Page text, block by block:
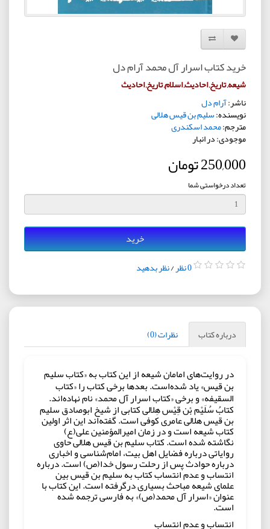
افزودن به لیست دلخواه
مقایسه این محصول
خرید کتاب اسرار آل محمد آرام دل
شیعه, تاریخ, احادیث, اسلام, تاریخ, احادیث
ناشر:آرام دل
نویسنده:سلیم بن قیس هلالی
مترجم:محمد اسکندری
موجودی: در انبار
250,000 تومان
تعداد درخواستی شما
خرید
0 نظر /نظر بدهید
درباره کتاب نظرات (0)
در روایت‌های امامان شیعه از این کتاب به «کتاب سلیم
بن قیس» یاد شده‌است. بعدها برخی کتاب را «کتاب
السقیفه» و برخی «کتاب اسرار آل محمد» نام نهاده‌اند.
کتابُ سُلَیْم بْن قِیْس هِلالی کتابی از شیخ ابوصادق سلیم
بن قیس هلالی عامری کوفی است. گفته‌اند این اثر اولین
کتاب شیعه است و در زمان امیرالمؤمنین علی(ع)
نگاشته شده است. کتاب سلیم بن قیس هلالی حاوی
روایاتی درباره فضایل اهل بیت، امام‌شناسی و اخباری
درباره حوادث پس از رحلت رسول خدا(ص) است. درباره
انتساب و عدم انتساب کتاب به سلیم بن قیس بین
علمای شیعه مباحث بسیاری درگرفته است. این کتاب با
عنوان «اسرار آل محمد(ص)» به فارسی ترجمه شده
است.
انتساب و عدم انتساب